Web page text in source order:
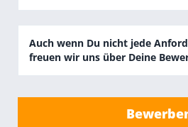
Auch wenn Du nicht jede
freuen wir uns über Deine